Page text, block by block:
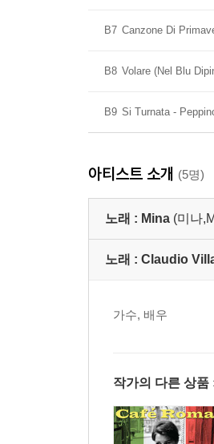
B7 Canzone Di
B8 Volare (Nel Blu
B9 Si Turnata -
아티스트 소개 (5명)
노래 : Mina (미나
노래 : Claudio
가수, 배우
작가의 다른 상품